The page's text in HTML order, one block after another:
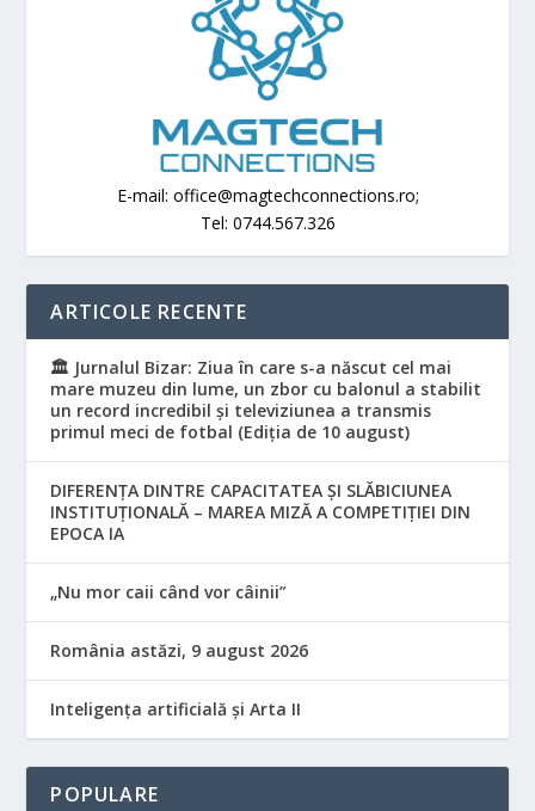
E-mail: office@magtechconnections.ro;
Tel: 0744.567.326
ARTICOLE RECENTE
🏛️ Jurnalul Bizar: Ziua în care s-a născut cel mai
mare muzeu din lume, un zbor cu balonul a stabilit
un record incredibil și televiziunea a transmis
primul meci de fotbal (Ediția de 10 august)
DIFERENȚA DINTRE CAPACITATEA ȘI SLĂBICIUNEA
INSTITUȚIONALĂ – MAREA MIZĂ A COMPETIȚIEI DIN
EPOCA IA
„Nu mor caii când vor câinii”
România astăzi, 9 august 2026
Inteligența artificială și Arta II
POPULARE